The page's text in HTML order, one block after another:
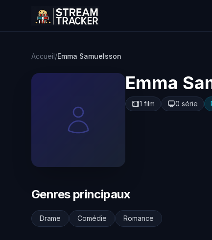
Accueil/Emma Samuelsson
Emma
1 film 0 série
Genres principaux
Drame Comédie Romance